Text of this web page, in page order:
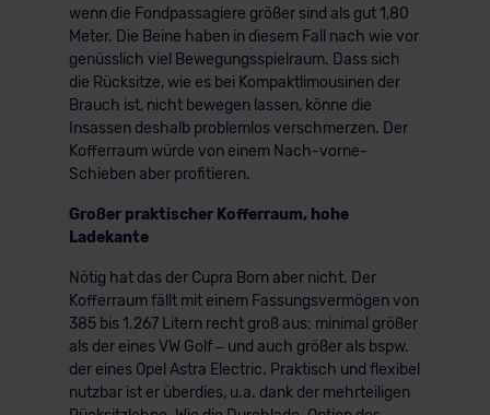
wenn die Fondpassagiere größer sind als gut 1,80
Meter. Die Beine haben in diesem Fall nach wie vor
genüsslich viel Bewegungsspielraum. Dass sich
die Rücksitze, wie es bei Kompaktlimousinen der
Brauch ist, nicht bewegen lassen, könne die
Insassen deshalb problemlos verschmerzen. Der
Kofferraum würde von einem Nach-vorne-
Schieben aber profitieren.
Großer praktischer Kofferraum, hohe
Ladekante
Nötig hat das der Cupra Born aber nicht. Der
Kofferraum fällt mit einem Fassungsvermögen von
385 bis 1.267 Litern recht groß aus: minimal größer
als der eines VW Golf – und auch größer als bspw.
der eines Opel Astra Electric. Praktisch und flexibel
nutzbar ist er überdies, u.a. dank der mehrteiligen